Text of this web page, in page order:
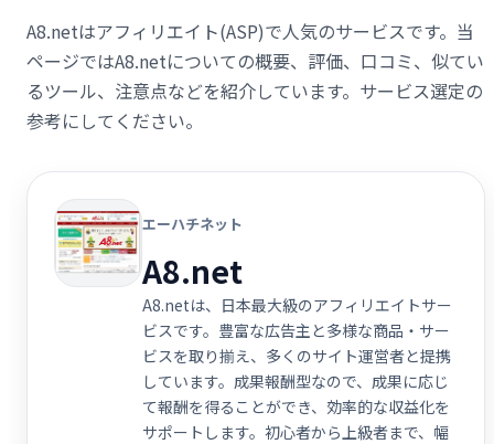
A8.netはアフィリエイト(ASP)で人気のサービスです。当
ページではA8.netについての概要、評価、口コミ、似てい
るツール、注意点などを紹介しています。サービス選定の
参考にしてください。
エーハチネット
A8.net
A8.netは、日本最大級のアフィリエイトサー
ビスです。豊富な広告主と多様な商品・サー
ビスを取り揃え、多くのサイト運営者と提携
しています。成果報酬型なので、成果に応じ
て報酬を得ることができ、効率的な収益化を
サポートします。初心者から上級者まで、幅